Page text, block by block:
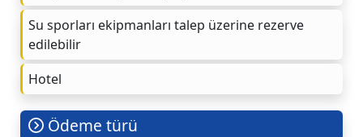
Su sporları ekipmanları talep üzerine rezerve
edilebilir
Hotel
Ödeme türü